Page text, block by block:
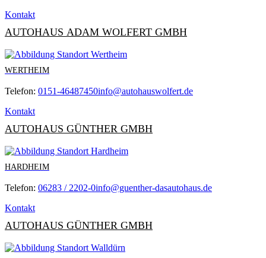
Kontakt
AUTOHAUS ADAM WOLFERT GMBH
WERTHEIM
Telefon: 0151-46487450info@autohauswolfert.de
Kontakt
AUTOHAUS GÜNTHER GMBH
HARDHEIM
Telefon: 06283 / 2202-0info@guenther-dasautohaus.de
Kontakt
AUTOHAUS GÜNTHER GMBH